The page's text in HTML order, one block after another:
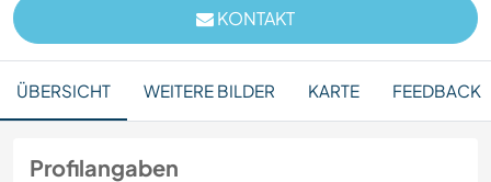
KONTAKT
ÜBERSICHT WEITERE BILDER KARTE FEEDBACK
Profilangaben